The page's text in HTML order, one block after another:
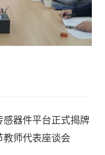
感器件平台正式揭牌
教师代表座谈会